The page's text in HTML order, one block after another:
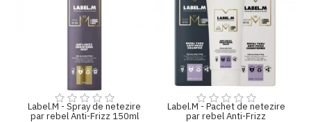
Label.M - Spray de netezire
par rebel Anti-Frizz 150ml
Label.M - Pachet de netezire
par rebel Anti-Frizz